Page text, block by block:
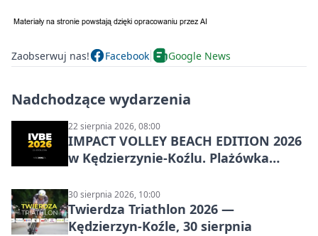
Zaobserwuj nas! Facebook Google News
Nadchodzące wydarzenia
22 sierpnia 2026, 08:00
IMPACT VOLLEY BEACH EDITION 2026
w Kędzierzynie-Koźlu. Plażówka
30 sierpnia 2026, 10:00
Twierdza Triathlon 2026 —
Kędzierzyn-Koźle, 30 sierpnia